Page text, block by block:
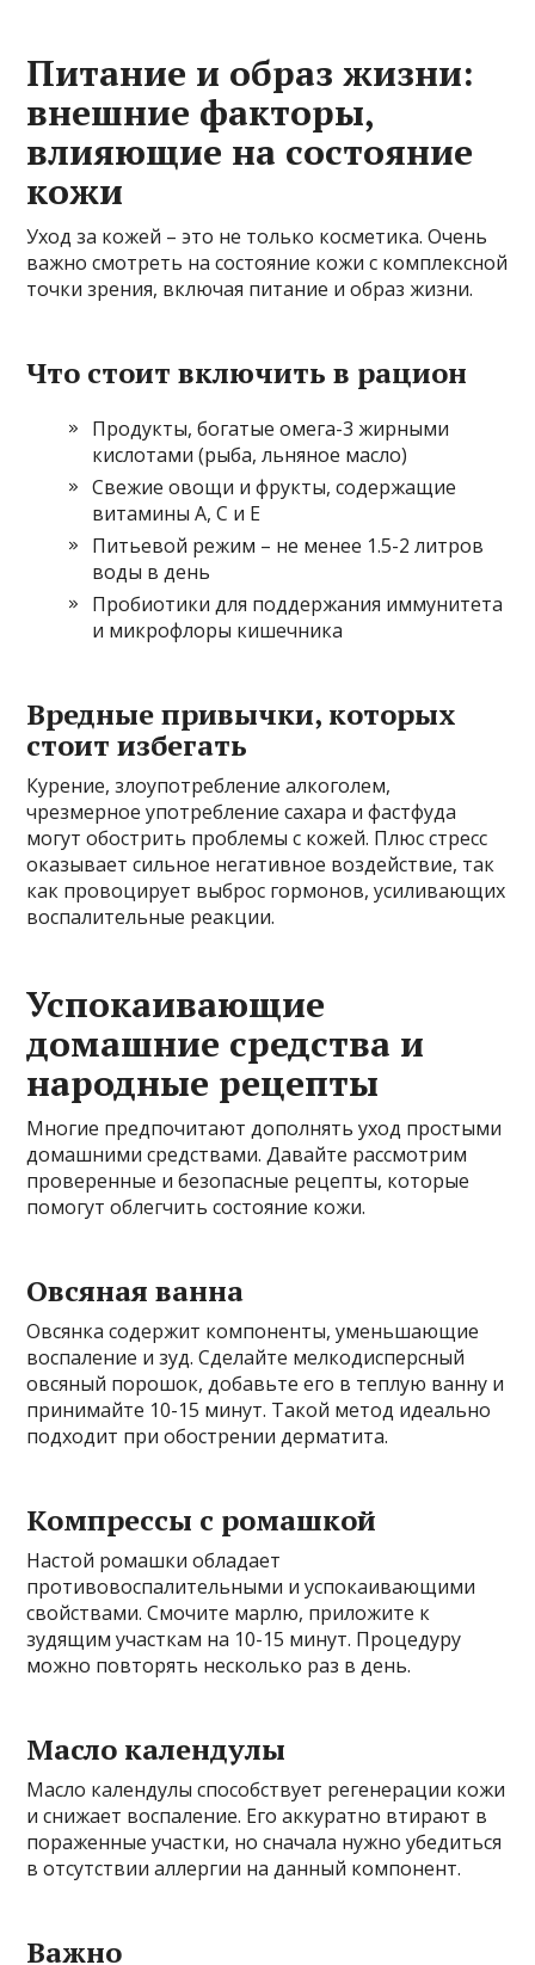
Питание и образ жизни:
внешние факторы,
влияющие на состояние
кожи
Уход за кожей – это не только косметика. Очень
важно смотреть на состояние кожи с комплексной
точки зрения, включая питание и образ жизни.
Что стоит включить в рацион
Продукты, богатые омега-3 жирными
кислотами (рыба, льняное масло)
Свежие овощи и фрукты, содержащие
витамины А, С и Е
Питьевой режим – не менее 1.5-2 литров
воды в день
Пробиотики для поддержания иммунитета
и микрофлоры кишечника
Вредные привычки, которых
стоит избегать
Курение, злоупотребление алкоголем,
чрезмерное употребление сахара и фастфуда
могут обострить проблемы с кожей. Плюс стресс
оказывает сильное негативное воздействие, так
как провоцирует выброс гормонов, усиливающих
воспалительные реакции.
Успокаивающие
домашние средства и
народные рецепты
Многие предпочитают дополнять уход простыми
домашними средствами. Давайте рассмотрим
проверенные и безопасные рецепты, которые
помогут облегчить состояние кожи.
Овсяная ванна
Овсянка содержит компоненты, уменьшающие
воспаление и зуд. Сделайте мелкодисперсный
овсяный порошок, добавьте его в теплую ванну и
принимайте 10-15 минут. Такой метод идеально
подходит при обострении дерматита.
Компрессы с ромашкой
Настой ромашки обладает
противовоспалительными и успокаивающими
свойствами. Смочите марлю, приложите к
зудящим участкам на 10-15 минут. Процедуру
можно повторять несколько раз в день.
Масло календулы
Масло календулы способствует регенерации кожи
и снижает воспаление. Его аккуратно втирают в
пораженные участки, но сначала нужно убедиться
в отсутствии аллергии на данный компонент.
Важно